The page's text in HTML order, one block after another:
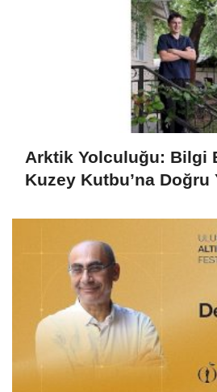
Arktik Yolculuğu: Bilgi
Kuzey Kutbu’na Doğru